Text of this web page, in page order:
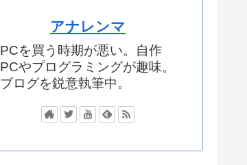
アナレンマ
PCを買う時期が悪い。自作
PCやプログラミングが趣味。
ブログを鋭意執筆中。